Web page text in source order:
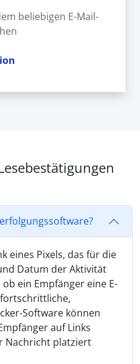
beliebigen E-Mail-
eines Pixels, das für die
Datum der Aktivität
ein Empfänger eine E-
Software können
auf Links
Nachricht platziert